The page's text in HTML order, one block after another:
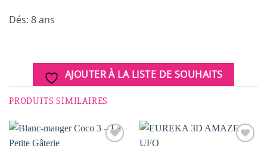
Dés: 8 ans
AJOUTER À LA LISTE DE SOUHAITS
PRODUITS SIMILAIRES